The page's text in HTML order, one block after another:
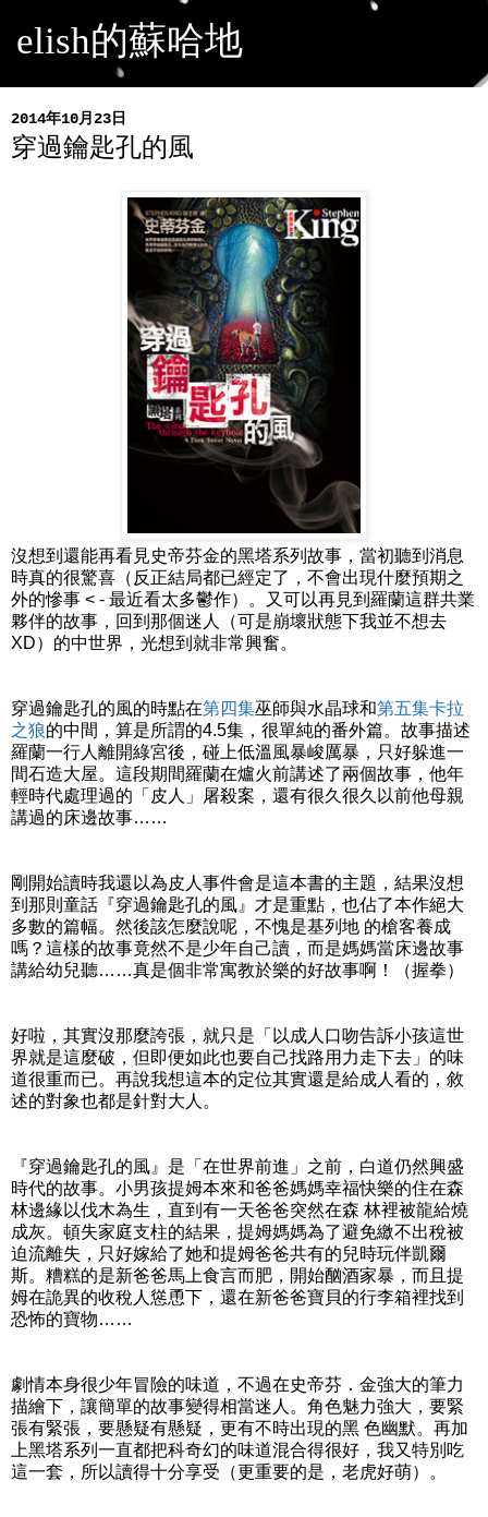
elish的蘇哈地
2014年10月23日
穿過鑰匙孔的風
沒想到還能再看見史帝芬金的黑塔系列故事，當初聽到消息
時真的很驚喜（反正結局都已經定了，不會出現什麼預期之
外的慘事 < - 最近看太多鬱作）。又可以再見到羅蘭這群共業
夥伴的故事，回到那個迷人（可是崩壞狀態下我並不想去
XD）的中世界，光想到就非常興奮。
穿過鑰匙孔的風的時點在第四集巫師與水晶球和第五集卡拉
之狼的中間，算是所謂的4.5集，很單純的番外篇。故事描述
羅蘭一行人離開綠宮後，碰上低溫風暴峻厲暴，只好躲進一
間石造大屋。這段期間羅蘭在爐火前講述了兩個故事，他年
輕時代處理過的「皮人」屠殺案，還有很久很久以前他母親
講過的床邊故事……
剛開始讀時我還以為皮人事件會是這本書的主題，結果沒想
到那則童話『穿過鑰匙孔的風』才是重點，也佔了本作絕大
多數的篇幅。然後該怎麼說呢，不愧是基列地 的槍客養成
嗎？這樣的故事竟然不是少年自己讀，而是媽媽當床邊故事
講給幼兒聽……真是個非常寓教於樂的好故事啊！（握拳）
好啦，其實沒那麼誇張，就只是「以成人口吻告訴小孩這世
界就是這麼破，但即便如此也要自己找路用力走下去」的味
道很重而已。再說我想這本的定位其實還是給成人看的，敘
述的對象也都是針對大人。
『穿過鑰匙孔的風』是「在世界前進」之前，白道仍然興盛
時代的故事。小男孩提姆本來和爸爸媽媽幸福快樂的住在森
林邊緣以伐木為生，直到有一天爸爸突然在森 林裡被龍給燒
成灰。頓失家庭支柱的結果，提姆媽媽為了避免繳不出稅被
迫流離失，只好嫁給了她和提姆爸爸共有的兒時玩伴凱爾
斯。糟糕的是新爸爸馬上食言而肥，開始酗酒家暴，而且提
姆在詭異的收稅人慫恿下，還在新爸爸寶貝的行李箱裡找到
恐怖的寶物……
劇情本身很少年冒險的味道，不過在史帝芬．金強大的筆力
描繪下，讓簡單的故事變得相當迷人。角色魅力強大，要緊
張有緊張，要懸疑有懸疑，更有不時出現的黑 色幽默。再加
上黑塔系列一直都把科奇幻的味道混合得很好，我又特別吃
這一套，所以讀得十分享受（更重要的是，老虎好萌）。